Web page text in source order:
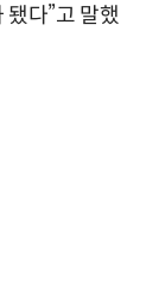
다”고 말했